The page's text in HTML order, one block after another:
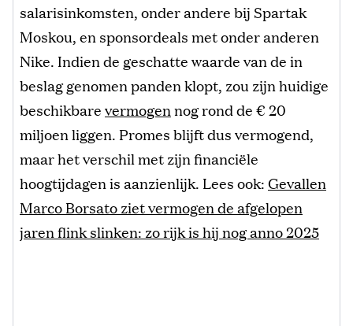
salarisinkomsten, onder andere bij Spartak
Moskou, en sponsordeals met onder anderen
Nike. Indien de geschatte waarde van de in
beslag genomen panden klopt, zou zijn huidige
beschikbarevermogennog rond de € 20
miljoen liggen. Promes blijft dus vermogend,
maar het verschil met zijn financiële
hoogtijdagen is aanzienlijk. Lees ook:Gevallen
Marco Borsato ziet vermogen de afgelopen
jaren flink slinken: zo rijk is hij nog anno 2025